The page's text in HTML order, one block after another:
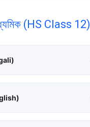
(HS Class 12)